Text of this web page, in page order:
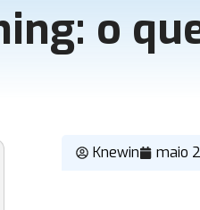
o
Knewin maio